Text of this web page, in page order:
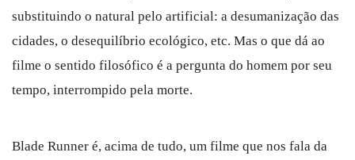
substituindo o natural pelo artificial: a desumanização das
cidades, o desequilíbrio ecológico, etc. Mas o que dá ao
filme o sentido filosófico é a pergunta do homem por seu
tempo, interrompido pela morte.
Blade Runner é, acima de tudo, um filme que nos fala da